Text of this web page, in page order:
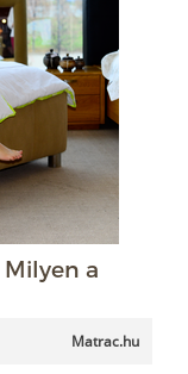
a
Matrac.hu